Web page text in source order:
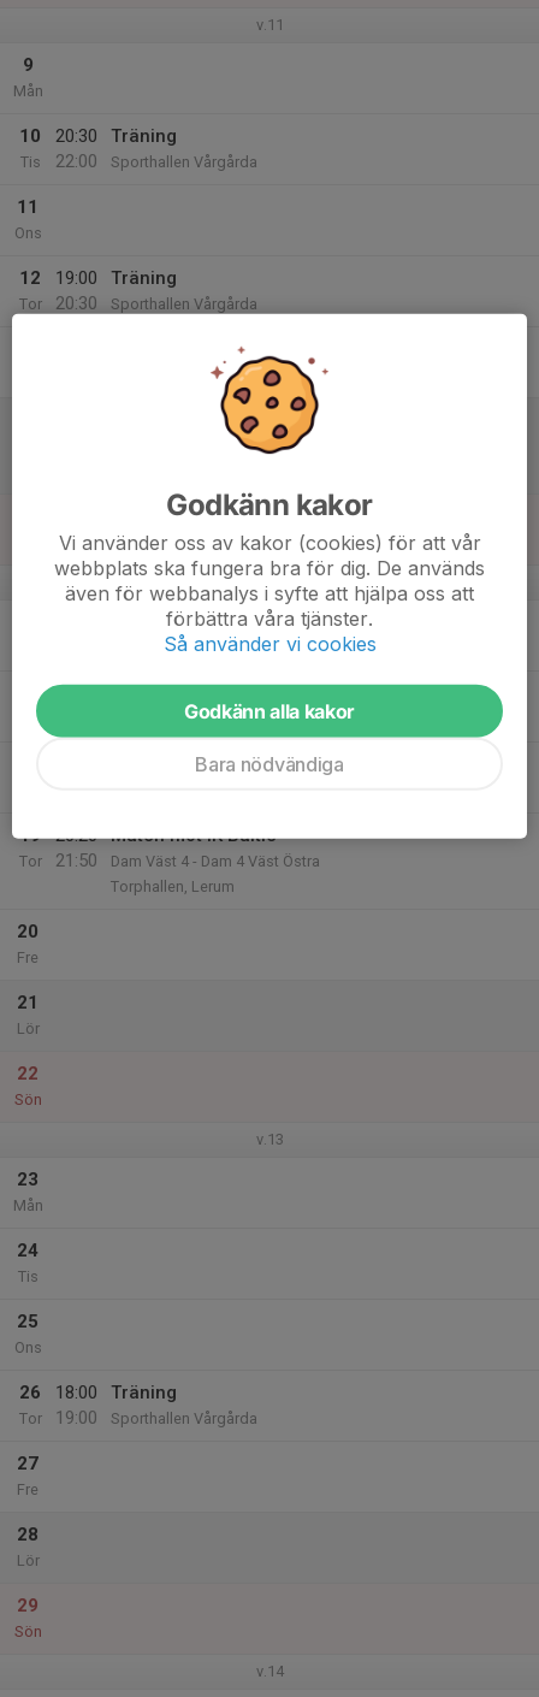
v.11
9
Mån
10
Tis
20:30
22:00
Träning
Sporthallen Vårgårda
11
Ons
12
Tor
19:00
20:30
Träning
Sporthallen Vårgårda
Match mot Mölndals HF 2
Dam Väst 4 - Dam 4 Väst Östra
v.12
17
Tis
20:30
Sporthallen Vårgårda
19
Tor
20:20
21:50
Match mot IK Baltic
Dam Väst 4 - Dam 4 Väst Östra
Torphallen, Lerum
20
Fre
21
Lör
22
Sön
v.13
23
Mån
24
Tis
25
Ons
26
Tor
18:00
19:00
Träning
Sporthallen Vårgårda
27
Fre
28
Lör
29
Sön
v.14
Godkänn kakor
Vi använder oss av kakor (cookies) för att vår
webbplats ska fungera bra för dig. De används
även för webbanalys i syfte att hjälpa oss att
förbättra våra tjänster.
Så använder vi cookies
Godkänn alla kakor
Bara nödvändiga